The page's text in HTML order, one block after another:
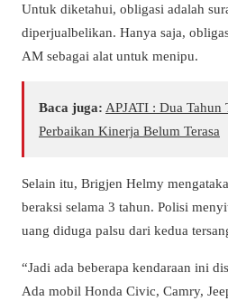
Untuk diketahui, obligasi adalah
diperjualbelikan. Hanya saja,
AM sebagai alat untuk menipu.
Baca juga: APJATI : Dua Tahun
Perbaikan Kinerja Belum Terasa
Selain itu, Brigjen Helmy
beraksi selama 3 tahun. Polisi
uang diduga palsu dari kedua
“Jadi ada beberapa kendaraan ini
Ada mobil Honda Civic, Camry,